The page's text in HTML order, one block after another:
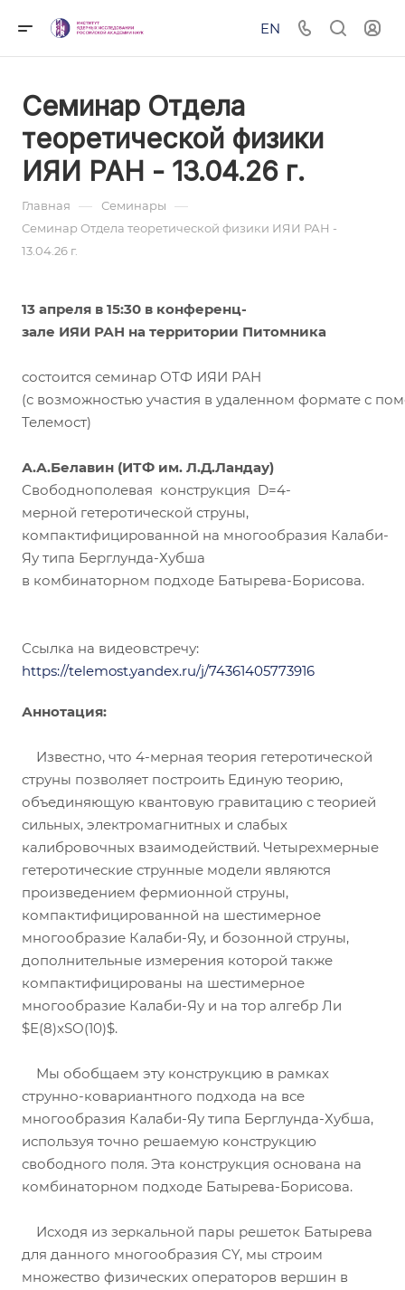
EN
Семинар Отдела
теоретической физики
ИЯИ РАН - 13.04.26 г.
Главная — Семинары —
Семинар Отдела теоретической физики ИЯИ РАН -
13.04.26 г.
13 апреля в 15:30 в конференц-
зале ИЯИ РАН на территории Питомника
состоится семинар ОТФ ИЯИ РАН
(с возможностью участия в удаленном формате с
Телемост)
А.А.Белавин (ИТФ им. Л.Д.Ландау)
Свободнополевая конструкция D=4-
мерной гетеротической струны,
компактифицированной на многообразия Калаби-
Яу типа Берглунда-Хубша
в комбинаторном подходе Батырева-Борисова.
Ссылка на видеовстречу:
https://telemost.yandex.ru/j/74361405773916
Аннотация:
Известно, что 4-мерная теория гетеротической
струны позволяет построить Единую теорию,
объединяющую квантовую гравитацию с теорией
сильных, электромагнитных и слабых
калибровочных взаимодействий. Четырехмерные
гетеротические струнные модели являются
произведением фермионной струны,
компактифицированной на шестимерное
многообразие Калаби-Яу, и бозонной струны,
дополнительные измерения которой также
компактифицированы на шестимерное
многообразие Калаби-Яу и на тор алгебр Ли
$E(8)xSO(10)$.
Мы обобщаем эту конструкцию в рамках
струнно-ковариантного подхода на все
многообразия Калаби-Яу типа Берглунда-Хубша,
используя точно решаемую конструкцию
свободного поля. Эта конструкция основана на
комбинаторном подходе Батырева-Борисова.
Исходя из зеркальной пары решеток Батырева
для данного многообразия CY, мы строим
множество физических операторов вершин в